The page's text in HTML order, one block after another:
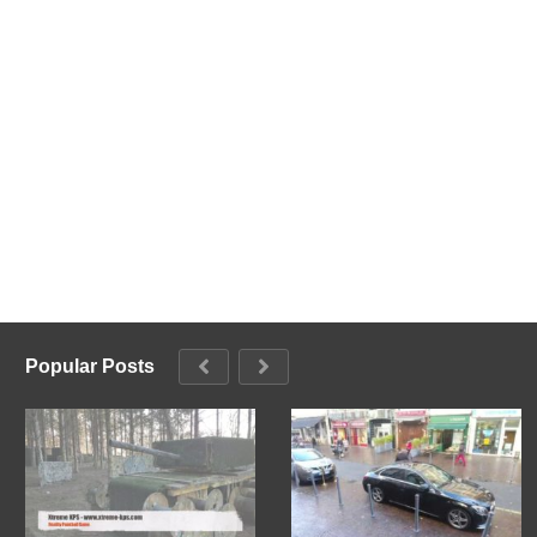
Popular Posts